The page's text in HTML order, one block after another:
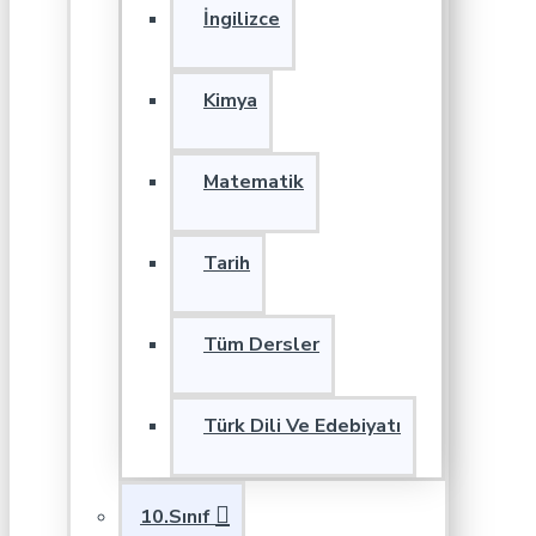
İngilizce
Kimya
Matematik
Tarih
Tüm Dersler
Türk Dili Ve Edebiyatı
10.Sınıf